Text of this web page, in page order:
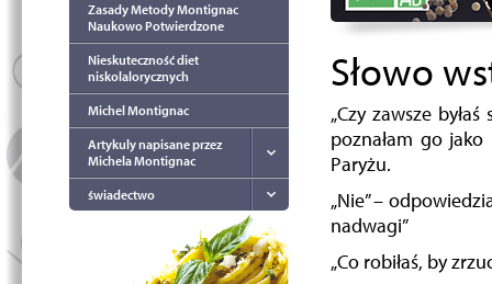
Zasady Metody Montignac
Naukowo Potwierdzone
Nieskuteczność diet
niskolalorycznych
Michel Montignac
Artykuly napisane przez
Michela Montignac
świadectwo
Słowo
„Czy zawsze
poznałam go
Paryżu.
„Nie” –
nadwagi”
„Co robiłaś, by